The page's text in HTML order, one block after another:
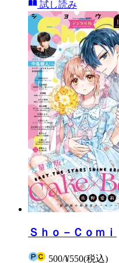
試し読み
Ｓｈｏ－Ｃｏｍｉ
500/¥550(税込)